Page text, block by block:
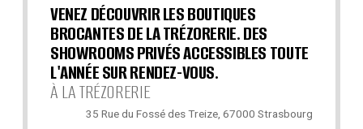
VENEZ DÉCOUVRIR LES BOUTIQUES
BROCANTES DE LA TRÉZORERIE. DES
SHOWROOMS PRIVÉS ACCESSIBLES TOUTE
L'ANNÉE SUR RENDEZ-VOUS.
À LA TRÉZORERIE
35 Rue du Fossé des Treize, 67000 Strasbourg